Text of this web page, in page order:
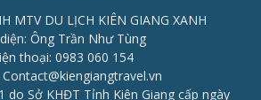
MTV DU LỊCH KIÊN GIANG XANH
Ông Trần Như Tùng
thoại: 0983 060 154
Contact@kiengiangtravel.vn
do Sở KHĐT Tỉnh Kiên Giang cấp ngày